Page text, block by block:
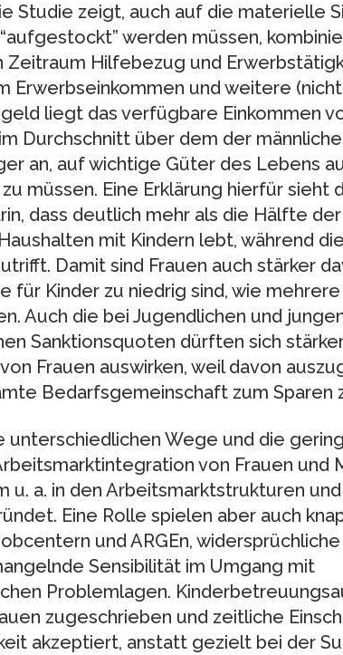
Studie zeigt, auch auf die materielle
werden müssen,
Zeitraum Hilfebezug und
Erwerbseinkommen und weitere
liegt das verfügbare Einkommen
Durchschnitt über dem der
an, auf wichtige Güter des Lebens
müssen. Eine Erklärung hierfür sieht
dass deutlich mehr als die Hälfte
mit Kindern lebt, während
Damit sind Frauen auch stärker
für Kinder zu niedrig sind, wie
Auch die bei Jugendlichen und
Sanktionsquoten dürften sich
Frauen auswirken, weil davon
Bedarfsgemeinschaft zum Sparen
unterschiedlichen Wege und die
von Frauen und
u. a. in den Arbeitsmarktstrukturen
Eine Rolle spielen aber auch
und ARGEn,
Sensibilität im Umgang mit
Problemlagen.
zugeschrieben und zeitliche
akzeptiert, anstatt gezielt bei der